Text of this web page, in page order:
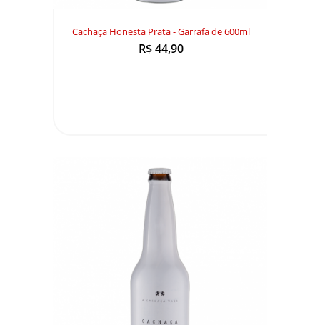
Cachaça Honesta Prata - Garrafa de 600ml
R$ 44,90